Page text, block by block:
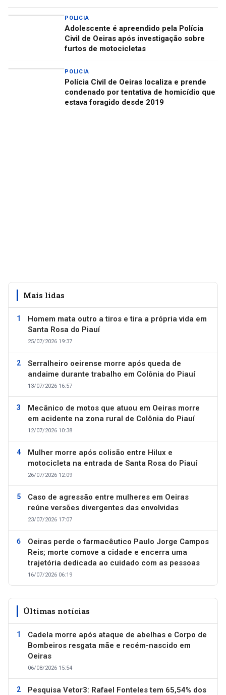
POLICIA
Adolescente é apreendido pela Polícia
Civil de Oeiras após investigação sobre
furtos de motocicletas
POLICIA
Polícia Civil de Oeiras localiza e prende
condenado por tentativa de homicídio que
estava foragido desde 2019
Mais lidas
Homem mata outro a tiros e tira a própria vida em
Santa Rosa do Piauí
25/07/2026 19:37
Serralheiro oeirense morre após queda de
andaime durante trabalho em Colônia do Piauí
13/07/2026 16:57
Mecânico de motos que atuou em Oeiras morre
em acidente na zona rural de Colônia do Piauí
12/07/2026 10:38
Mulher morre após colisão entre Hilux e
motocicleta na entrada de Santa Rosa do Piauí
26/07/2026 12:09
Caso de agressão entre mulheres em Oeiras
reúne versões divergentes das envolvidas
23/07/2026 17:07
Oeiras perde o farmacêutico Paulo Jorge Campos
Reis; morte comove a cidade e encerra uma
trajetória dedicada ao cuidado com as pessoas
16/07/2026 06:19
Últimas notícias
Cadela morre após ataque de abelhas e Corpo de
Bombeiros resgata mãe e recém-nascido em
Oeiras
06/08/2026 15:54
Pesquisa Vetor3: Rafael Fonteles tem 65,54% dos